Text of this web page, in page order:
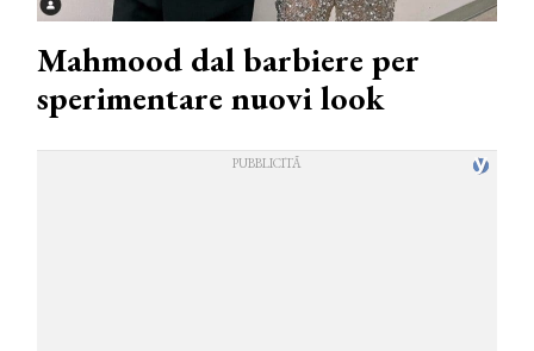
Mahmood dal barbiere per
sperimentare nuovi look